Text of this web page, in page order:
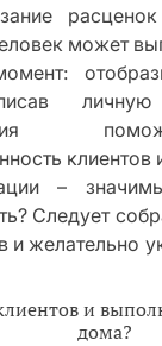
может
клиентов
–
Следует
и желательно
и
дома?